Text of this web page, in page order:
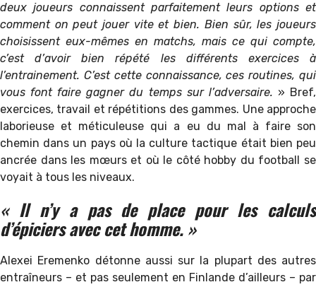
deux joueurs connaissent parfaitement leurs options et
comment on peut jouer vite et bien. Bien sûr, les joueurs
choisissent eux-mêmes en matchs, mais ce qui compte,
c’est d’avoir bien répété les différents exercices à
l’entrainement. C’est cette connaissance, ces routines, qui
vous font faire gagner du temps sur l’adversaire. » Bref,
exercices, travail et répétitions des gammes. Une approche
laborieuse et méticuleuse qui a eu du mal à faire son
chemin dans un pays où la culture tactique était bien peu
ancrée dans les mœurs et où le côté hobby du football se
voyait à tous les niveaux.
« Il n’y a pas de place pour les calculs
d’épiciers avec cet homme. »
Alexei Eremenko détonne aussi sur la plupart des autres
entraîneurs – et pas seulement en Finlande d’ailleurs – par